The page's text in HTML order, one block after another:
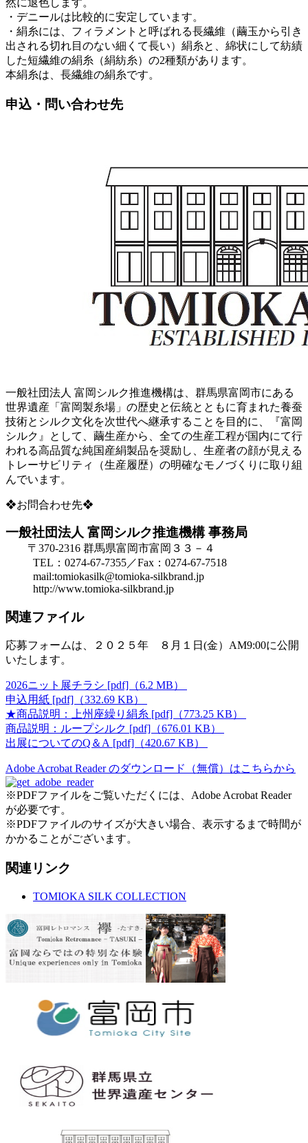
然に退色します。
・デニールは比較的に安定しています。
・絹糸には、フィラメントと呼ばれる長繊維（繭玉から引き
出される切れ目のない細くて長い）絹糸と、綿状にして紡績
した短繊維の絹糸（絹紡糸）の2種類があります。
本絹糸は、長繊維の絹糸です。
申込・問い合わせ先
一般社団法人 富岡シルク推進機構は、群馬県富岡市にある
世界遺産「富岡製糸場」の歴史と伝統とともに育まれた養蚕
技術とシルク文化を次世代へ継承することを目的に、『富岡
シルク』として、繭生産から、全ての生産工程が国内にて行
われる高品質な純国産絹製品を奨励し、生産者の顔が見える
トレーサビリティ（生産履歴）の明確なモノづくりに取り組
んでいます。
❖お問合わせ先❖
一般社団法人 富岡シルク推進機構 事務局
〒370-2316 群馬県富岡市富岡３３－４
TEL：0274-67-7355／Fax：0274-67-7518
mail:tomiokasilk@tomioka-silkbrand.jp
http://www.tomioka-silkbrand.jp
関連ファイル
応募フォームは、２０２５年 ８月１日(金）AM9:00に公開
いたします。
2026ニット展チラシ [pdf]（6.2 MB）
申込用紙 [pdf]（332.69 KB）
★商品説明：上州座繰り絹糸 [pdf]（773.25 KB）
商品説明：ループシルク [pdf]（676.01 KB）
出展についてのQ＆A [pdf]（420.67 KB）
Adobe Acrobat Reader のダウンロード（無償）はこちらから
※PDFファイルをご覧いただくには、Adobe Acrobat Reader
が必要です。
※PDFファイルのサイズが大きい場合、表示するまで時間が
かかることがございます。
関連リンク
TOMIOKA SILK COLLECTION